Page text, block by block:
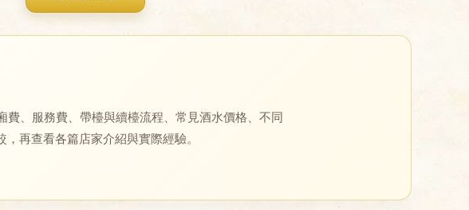
、服務費、帶檯與續檯流程、常見酒水價格、不同
再查看各篇店家介紹與實際經驗。